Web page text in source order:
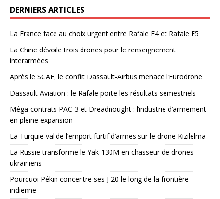
DERNIERS ARTICLES
La France face au choix urgent entre Rafale F4 et Rafale F5
La Chine dévoile trois drones pour le renseignement
interarmées
Après le SCAF, le conflit Dassault-Airbus menace l’Eurodrone
Dassault Aviation : le Rafale porte les résultats semestriels
Méga-contrats PAC-3 et Dreadnought : l’industrie d’armement
en pleine expansion
La Turquie valide l’emport furtif d’armes sur le drone Kızılelma
La Russie transforme le Yak-130M en chasseur de drones
ukrainiens
Pourquoi Pékin concentre ses J-20 le long de la frontière
indienne